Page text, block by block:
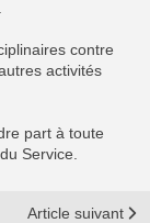
contre
activités
part à toute
Service.
Article suivant